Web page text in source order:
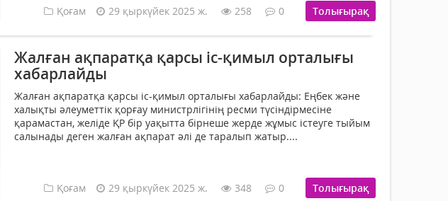
Қоғам 29 қыркүйек 2025 ж. 258 0 Толығырақ
Жалған ақпаратқа қарсы іс-қимыл орталығы
хабарлайды
Жалған ақпаратқа қарсы іс-қимыл орталығы хабарлайды: Еңбек және
халықты әлеуметтік қорғау министрлігінің ресми түсіндірмесіне
қарамастан, желіде ҚР бір уақытта бірнеше жерде жұмыс істеуге тыйым
салынады деген жалған ақпарат әлі де таралып жатыр....
Қоғам 29 қыркүйек 2025 ж. 348 0 Толығырақ